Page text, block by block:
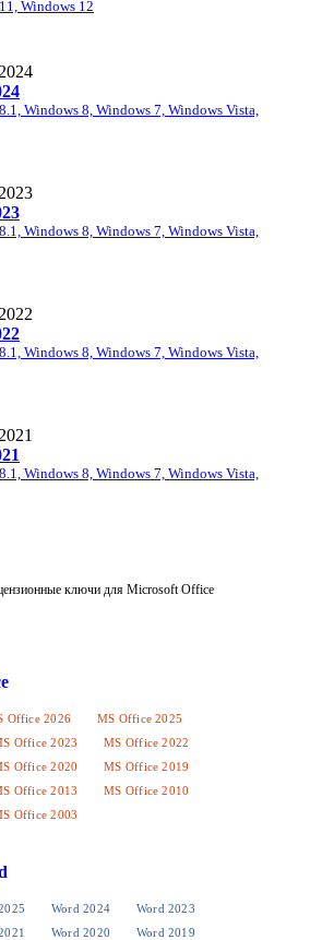
Windows 12
Windows 8, Windows 7, Windows Vista,
Windows 8, Windows 7, Windows Vista,
Windows 8, Windows 7, Windows Vista,
Windows 8, Windows 7, Windows Vista,
ключи для Microsoft Office
Office 2026
MS Office 2025
Office 2023
MS Office 2022
Office 2020
MS Office 2019
Office 2013
MS Office 2010
Office 2003
Word 2024
Word 2023
Word 2020
Word 2019